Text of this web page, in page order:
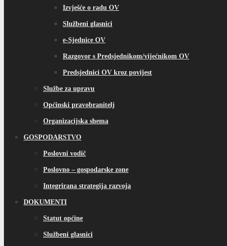
Izvješće o radu OV
Službeni glasnici
e-Sjednice OV
Razgovor s Predsjednikom/vijećnikom OV
Predsjednici OV kroz povijest
Službe za upravu
Općinski pravobranitelj
Organizacijska shema
GOSPODARSTVO
Poslovni vodič
Poslovno – gospodarske zone
Integrirana strategija razvoja
DOKUMENTI
Statut općine
Službeni glasnici